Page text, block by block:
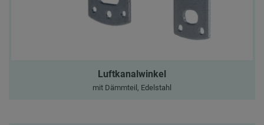
Luftkanalwinkel
mit Dämmteil, Edelstahl